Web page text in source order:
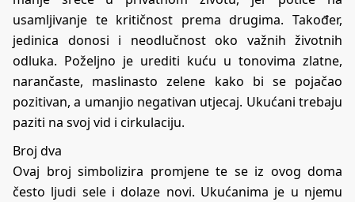
usamljivanje te kritičnost prema drugima. Također,
jedinica donosi i neodlučnost oko važnih životnih
odluka. Poželjno je urediti kuću u tonovima zlatne,
narančaste, maslinasto zelene kako bi se pojačao
pozitivan, a umanjio negativan utjecaj. Ukućani trebaju
paziti na svoj vid i cirkulaciju.
Broj dva
Ovaj broj simbolizira promjene te se iz ovog doma
često ljudi sele i dolaze novi. Ukućanima je u njemu